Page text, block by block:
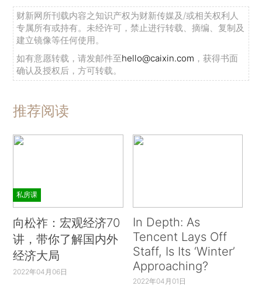
财新网所刊载内容之知识产权为财新传媒及/或相关权利人
专属所有或持有。未经许可，禁止进行转载、摘编、复制及
建立镜像等任何使用。
如有意愿转载，请发邮件至hello@caixin.com ，获得书面
确认及授权后，方可转载。
推荐阅读
私房课
向松祚：宏观经济70
讲，带你了解国内外
经济大局
2022年04月06日
In Depth: As
Tencent Lays Off
Staff, Is Its ‘Winter’
Approaching?
2022年04月01日